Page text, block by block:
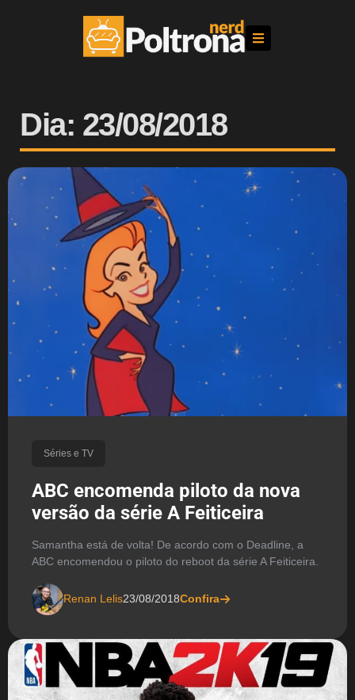
Dia: 23/08/2018
Séries e TV
ABC encomenda piloto da nova
versão da série A Feiticeira
Samantha está de volta! De acordo com o Deadline, a
ABC encomendou o piloto do reboot da série A Feiticeira.
Renan Lelis23/08/2018Confira